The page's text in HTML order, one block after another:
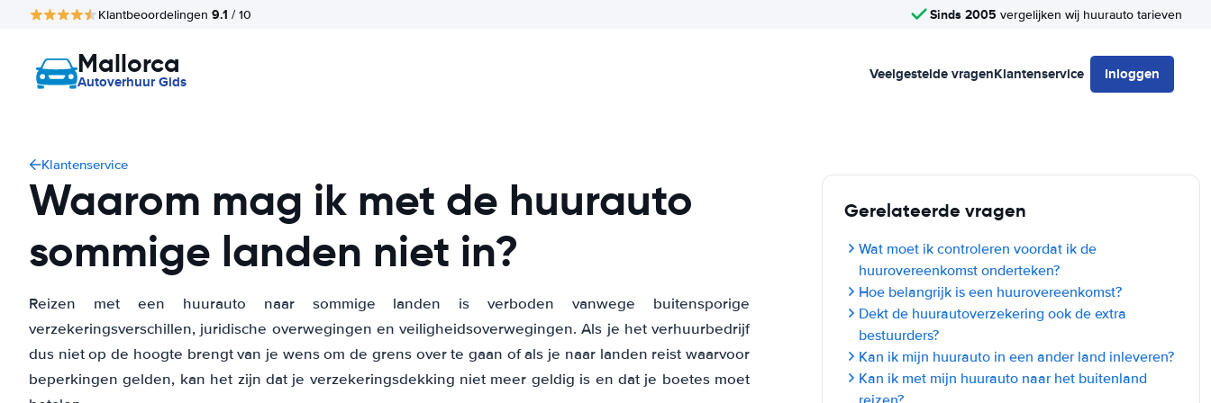
Klantbeoordelingen 9.1 / 10 Sinds 2005 vergelijken wij huurauto tarieven
Mallorca
Autoverhuur Gids Veelgestelde vragenKlantenservice Inloggen
Klantenservice
Waarom mag ik met de huurauto
sommige landen niet in?
Reizen met een huurauto naar sommige landen is verboden vanwege buitensporige
verzekeringsverschillen, juridische overwegingen en veiligheidsoverwegingen. Als je het verhuurbedrijf
dus niet op de hoogte brengt van je wens om de grens over te gaan of als je naar landen reist waarvoor
beperkingen gelden, kan het zijn dat je verzekeringsdekking niet meer geldig is en dat je boetes moet
Gerelateerde vragen
Wat moet ik controleren voordat ik de
huurovereenkomst onderteken?
Hoe belangrijk is een huurovereenkomst?
Dekt de huurautoverzekering ook de extra
bestuurders?
Kan ik mijn huurauto in een ander land inleveren?
Kan ik met mijn huurauto naar het buitenland